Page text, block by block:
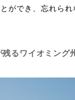
ができ、忘れら
るワイオミング